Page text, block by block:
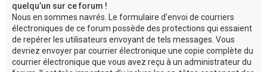
quelqu’un sur ce forum !
Nous en sommes navrés. Le formulaire d’envoi de courriers
électroniques de ce forum possède des protections qui essaient
de repérer les utilisateurs envoyant de tels messages. Vous
devriez envoyer par courrier électronique une copie complète du
courrier électronique que vous avez reçu à un administrateur du